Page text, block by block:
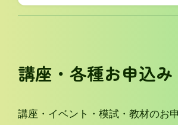
講座・各種お申込み
講座・イベント・模試・教材のお